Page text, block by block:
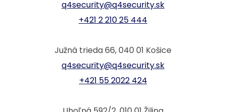
q4security@q4security.sk
+421 2 210 25 444
Južná trieda 66, 040 01 Košice
q4security@q4security.sk
+421 55 2022 424